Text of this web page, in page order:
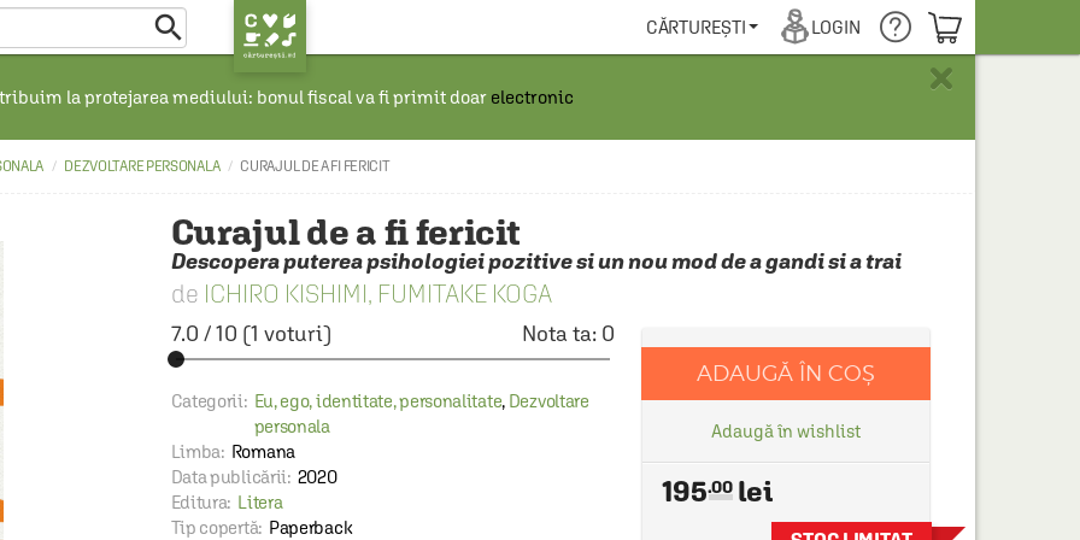
 CĂRTUREȘTI LOGIN COȘUL TĂU
×
la protejarea mediului: bonul fiscal va fi primit doar electronic
DEZVOLTARE PERSONALA CURAJUL DE A FI FERICIT
Curajul de a fi fericit
Descopera puterea psihologiei pozitive si un nou mod de a gandi si a trai
ICHIRO KISHIMI, FUMITAKE KOGA
7.0 /10 (1 voturi) Nota ta: 0
Categorii: Eu, ego, identitate, personalitate, Dezvoltare
personala
Limba: Romana
Data publicării: 2020
Editura: Litera
Tip copertă: Paperback
ADAUGĂ ÎN COȘ
Adaugă în wishlist
195.00